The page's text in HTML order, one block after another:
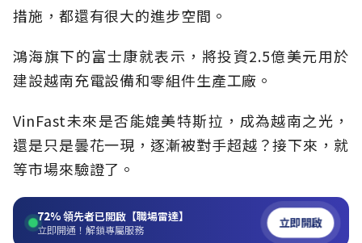
措施，都還有很大的進步空間。
鴻海旗下的富士康就表示，將投資2.5億美元用於
建設越南充電設備和零組件生產工廠。
VinFast未來是否能媲美特斯拉，成為越南之光，
還是只是曇花一現，逐漸被對手超越？接下來，就
等市場來驗證了。
72%領先者已開啟【職場雷達】
立即開通！解鎖專屬服務 立即開啟